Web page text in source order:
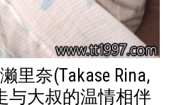
里奈(Takase Rina,
与大叔的温情相伴